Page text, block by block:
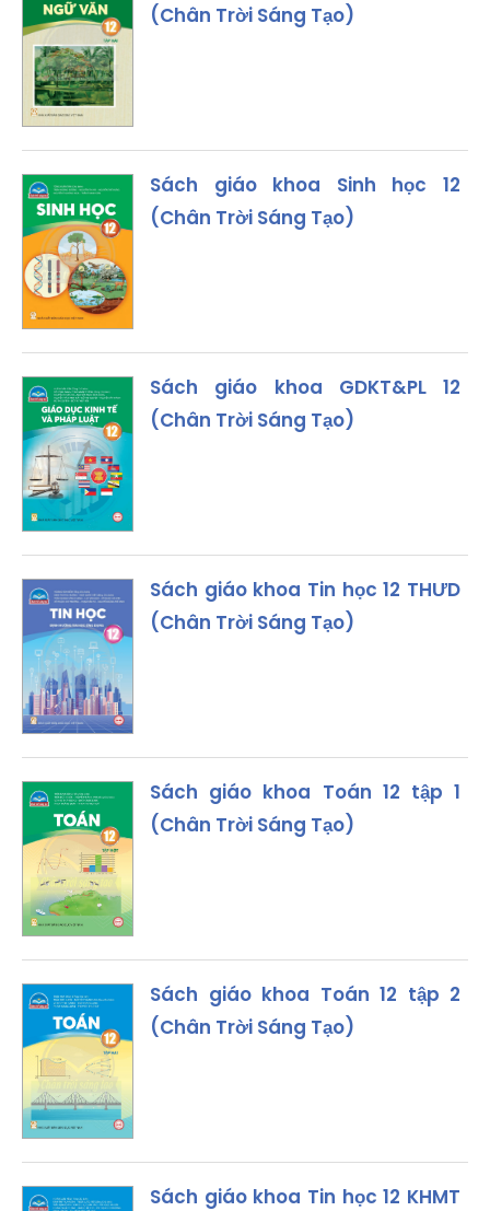
(Chân Trời Sáng Tạo)
Sách giáo khoa Sinh học 12
(Chân Trời Sáng Tạo)
Sách giáo khoa GDKT&PL 12
(Chân Trời Sáng Tạo)
Sách giáo khoa Tin học 12 THƯD
(Chân Trời Sáng Tạo)
Sách giáo khoa Toán 12 tập 1
(Chân Trời Sáng Tạo)
Sách giáo khoa Toán 12 tập 2
(Chân Trời Sáng Tạo)
Sách giáo khoa Tin học 12 KHMT